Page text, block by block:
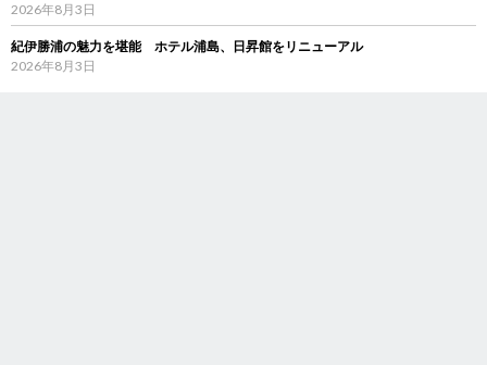
2026年8月3日
紀伊勝浦の魅力を堪能 ホテル浦島、日昇館をリニューアル
2026年8月3日